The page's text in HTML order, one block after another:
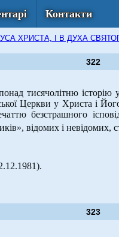
Контакти
ХРИСТА, І В ДУХА
322
тисячолітню
Церкви у Христа і
безстрашного
відомих і невідомих,
323